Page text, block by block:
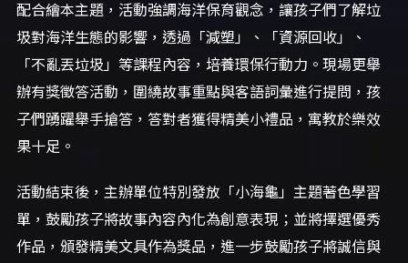
配合繪本主題，活動強調海洋保育觀念，讓孩子們了解垃
圾對海洋生態的影響，透過「減塑」、「資源回收」、
「不亂丟垃圾」等課程內容，培養環保行動力。現場更舉
辦有獎徵答活動，圍繞故事重點與客語詞彙進行提問，孩
子們踴躍舉手搶答，答對者獲得精美小禮品，寓教於樂效
果十足。
活動結束後，主辦單位特別發放「小海龜」主題著色學習
單，鼓勵孩子將故事內容內化為創意表現；並將擇選優秀
作品，頒發精美文具作為獎品，進一步鼓勵孩子將誠信與